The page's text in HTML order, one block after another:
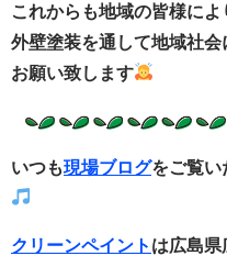
これからも地域の皆様によ
外壁塗装を通して地域社会
お願い致します
いつも現場ブログをご覧い
クリーンペイント は広島県